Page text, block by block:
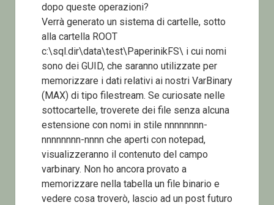
dopo queste operazioni?
Verrà generato un sistema di cartelle, sotto
alla cartella ROOT
c:\sql.dir\data\test\PaperinikFS\ i cui nomi
sono dei GUID, che saranno utilizzate per
memorizzare i dati relativi ai nostri VarBinary
(MAX) di tipo filestream. Se curiosate nelle
sottocartelle, troverete dei file senza alcuna
estensione con nomi in stile nnnnnnnn-
nnnnnnnn-nnnn che aperti con notepad,
visualizzeranno il contenuto del campo
varbinary. Non ho ancora provato a
memorizzare nella tabella un file binario e
vedere cosa troverò, lascio ad un post futuro